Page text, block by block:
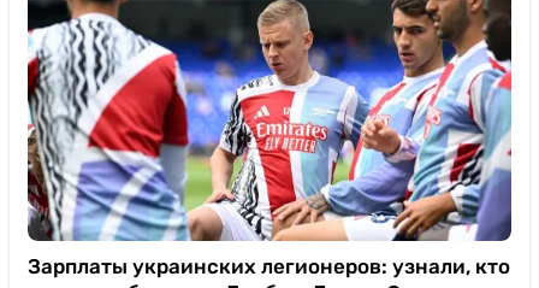
Зарплаты украинских легионеров: узнали, кто